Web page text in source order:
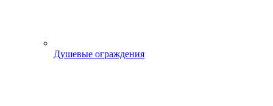
Душевые ограждения